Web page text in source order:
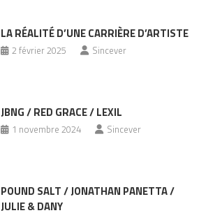
LA RÉALITÉ D’UNE CARRIÈRE D’ARTISTE
2 février 2025 Sincever
JBNG / RED GRACE / LEXIL
1 novembre 2024 Sincever
POUND SALT / JONATHAN PANETTA /
JULIE & DANY